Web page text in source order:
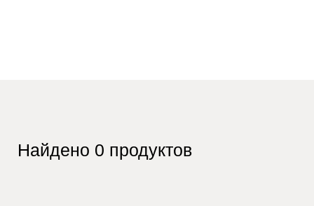
Найдено 0 продуктов